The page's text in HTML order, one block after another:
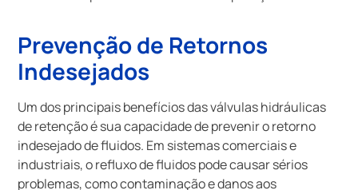
Prevenção de Retornos
Indesejados
Um dos principais benefícios das válvulas hidráulicas
de retenção é sua capacidade de prevenir o retorno
indesejado de fluidos. Em sistemas comerciais e
industriais, o refluxo de fluidos pode causar sérios
problemas, como contaminação e danos aos